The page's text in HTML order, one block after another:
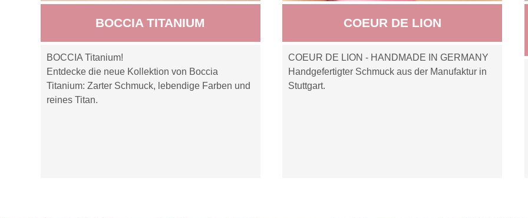
BOCCIA TITANIUM
BOCCIA Titanium!
Entdecke die neue Kollektion von Boccia
Titanium: Zarter Schmuck, lebendige Farben und
reines Titan.
COEUR DE LION
COEUR DE LION - HANDMADE IN GERMANY
Handgefertigter Schmuck aus der Manufaktur in
Stuttgart.